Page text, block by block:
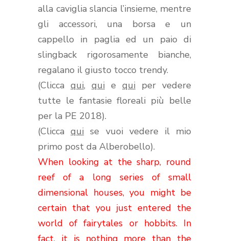
alla caviglia slancia l’insieme, mentre
gli accessori, una borsa e un
cappello in paglia ed un paio di
slingback rigorosamente bianche,
regalano il giusto tocco trendy.
(Clicca qui, qui e qui per vedere
tutte le fantasie floreali più belle
per la PE 2018).
(Cliccaqui se vuoi vedere il mio
primo post da Alberobello).
When looking at the sharp, round
reef of a long series of small
dimensional houses, you might be
certain that you just entered the
world of fairytales or hobbits. In
fact, it is nothing more than the